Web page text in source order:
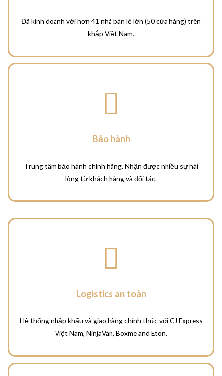
Đã kinh doanh với hơn 41 nhà bán lẻ lớn (50 cửa hàng) trên
khắp Việt Nam.
Bảo hành
Trung tâm bảo hành chính hãng.Nhận được nhiều sự hài
lòng từ khách hàng và đối tác.
Logistics an toàn
Hệ thống nhập khẩu và giao hàng chính thức với CJ Express
Việt Nam, NinjaVan, Boxme and Eton.